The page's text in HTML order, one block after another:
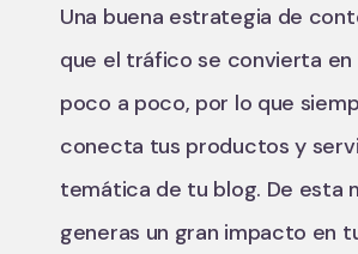
Una buena estrategia de
que el tráfico se convierta
poco a poco, por lo que
conecta tus productos y
temática de tu blog. De esta
generas un gran impacto en